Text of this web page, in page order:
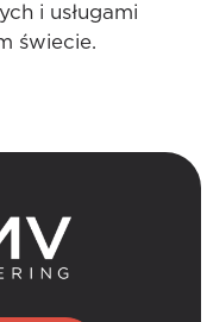
i usługami
świecie.